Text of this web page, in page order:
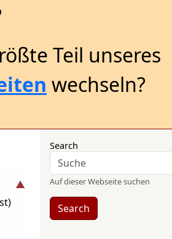
Teil unseres
wechseln?
Search
Auf dieser Webseite suchen
Search